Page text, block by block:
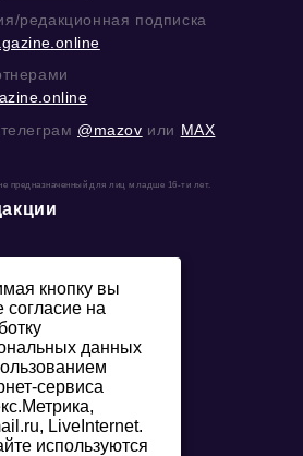
редакционная подписка
@mazov или MAX
предназначенный для лиц младше 16-ти лет.
кнопку вы
согласие на
данных
сервиса
LiveInternet.
используются